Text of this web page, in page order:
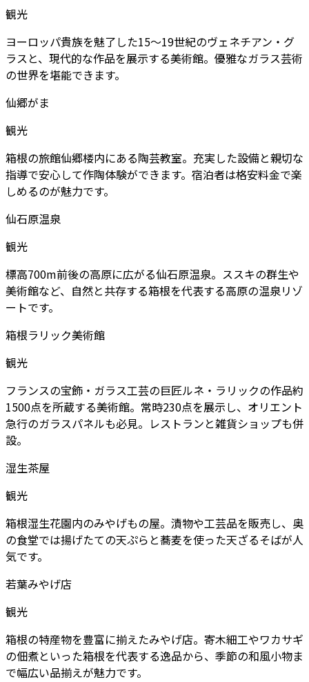
観光
ヨーロッパ貴族を魅了した15～19世紀のヴェネチアン・グ
ラスと、現代的な作品を展示する美術館。優雅なガラス芸術
の世界を堪能できます。
仙郷がま
観光
箱根の旅館仙郷楼内にある陶芸教室。充実した設備と親切な
指導で安心して作陶体験ができます。宿泊者は格安料金で楽
しめるのが魅力です。
仙石原温泉
観光
標高700m前後の高原に広がる仙石原温泉。ススキの群生や
美術館など、自然と共存する箱根を代表する高原の温泉リゾ
ートです。
箱根ラリック美術館
観光
フランスの宝飾・ガラス工芸の巨匠ルネ・ラリックの作品約
1500点を所蔵する美術館。常時230点を展示し、オリエント
急行のガラスパネルも必見。レストランと雑貨ショップも併
設。
湿生茶屋
観光
箱根湿生花園内のみやげもの屋。漬物や工芸品を販売し、奥
の食堂では揚げたての天ぷらと蕎麦を使った天ざるそばが人
気です。
若葉みやげ店
観光
箱根の特産物を豊富に揃えたみやげ店。寄木細工やワカサギ
の佃煮といった箱根を代表する逸品から、季節の和風小物ま
で幅広い品揃えが魅力です。